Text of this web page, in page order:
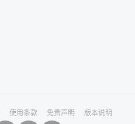
使用条款 免责声明 版本说明